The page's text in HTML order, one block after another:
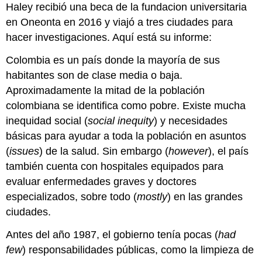
Haley recibió una beca de la fundacion universitaria
en Oneonta en 2016 y viajó a tres ciudades para
hacer investigaciones. Aquí está su informe:
Colombia es un país donde la mayoría de sus
habitantes son de clase media o baja.
Aproximadamente la mitad de la población
colombiana se identifica como pobre. Existe mucha
inequidad social (social inequity) y necesidades
básicas para ayudar a toda la población en asuntos
(issues) de la salud. Sin embargo (however), el país
también cuenta con hospitales equipados para
evaluar enfermedades graves y doctores
especializados, sobre todo (mostly) en las grandes
ciudades.
Antes del año 1987, el gobierno tenía pocas (had
few) responsabilidades públicas, como la limpieza de